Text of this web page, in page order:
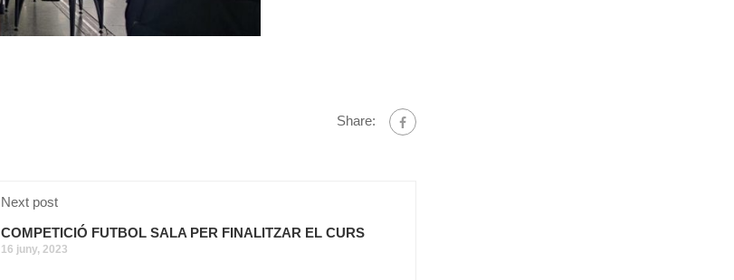
Share:
Next post
COMPETICIÓ FUTBOL SALA PER FINALITZAR EL CURS
16 juny, 2023